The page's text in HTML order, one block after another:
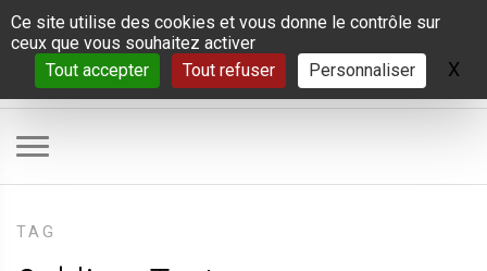
Panneau de gestion des cookies
Ce site utilise des cookies et vous donne le contrôle sur
ceux que vous souhaitez activer
Tout accepter
Tout refuser Personnaliser X
TAG